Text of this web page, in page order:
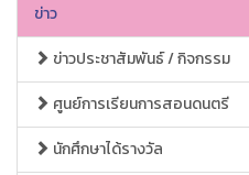
ข่าว
ข่าวประชาสัมพันธ์ / กิจกรรม
ศูนย์การเรียนการสอนดนตรี
นักศึกษาได้รางวัล